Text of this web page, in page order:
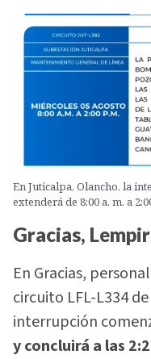
En Juticalpa, Olancho, la
extenderá de 8:00 a. m. a
Gracias,
En Gracias,
circuito LFL-L334
interrupción
y concluirá a las